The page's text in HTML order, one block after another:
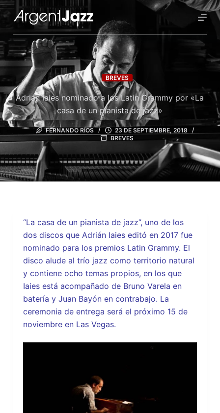
BREVES
Adrián Iaies nominado a los Latin Grammy por «La
casa de un pianista de jazz»
FERNANDO RÍOS
23 DE SEPTIEMBRE, 2018
BREVES
“La casa de un pianista de jazz”, uno de los
dos discos que Adrián Iaies editó en 2017 fue
nominado para los premios Latin Grammy. El
disco alude al trío jazz como territorio natural
y contiene ocho temas propios, en los que
Iaies está acompañado de Bruno Varela en
batería y Juan Bayón en contrabajo. La
ceremonia de entrega será el próximo 15 de
noviembre en Las Vegas.